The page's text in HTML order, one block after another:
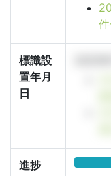
標識設
置年月
日
進捗